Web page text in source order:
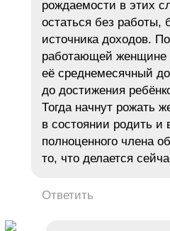
рождаемости в этих
остаться без работы,
источника доходов.
работающей женщине
её среднемесячный
до достижения
Тогда начнут рожать
в состоянии родить и
полноценного члена
то, что делается
Ответить